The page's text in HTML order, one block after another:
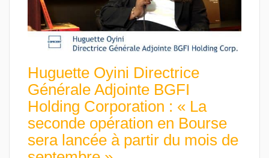
Huguette Oyini Directrice
Générale Adjointe BGFI
Holding Corporation : « La
seconde opération en Bourse
sera lancée à partir du mois de